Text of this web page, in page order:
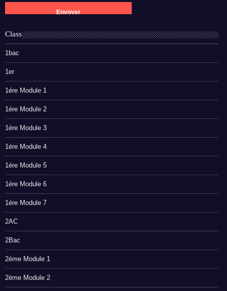
Class
1bac
1er
1ére Module 1
1ére Module 2
1ére Module 3
1ére Module 4
1ére Module 5
1ére Module 6
1ére Module 7
2AC
2Bac
2éme Module 1
2éme Module 2